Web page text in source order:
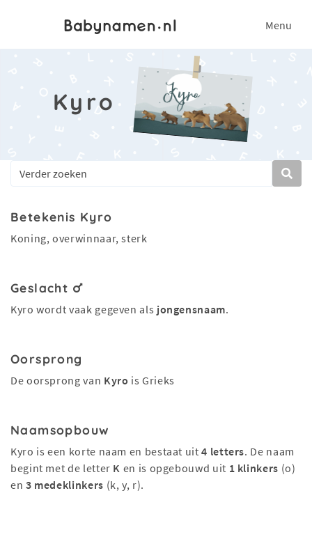
Menu
Kyro
Betekenis Kyro
Koning, overwinnaar, sterk
Geslacht
Kyro wordt vaak gegeven als jongensnaam.
Oorsprong
De oorsprong van Kyro is Grieks
Naamsopbouw
Kyro is een korte naam en bestaat uit4 letters. De naam
begint met de letter K en is opgebouwd uit 1 klinkers (o)
en 3 medeklinkers (k, y, r).